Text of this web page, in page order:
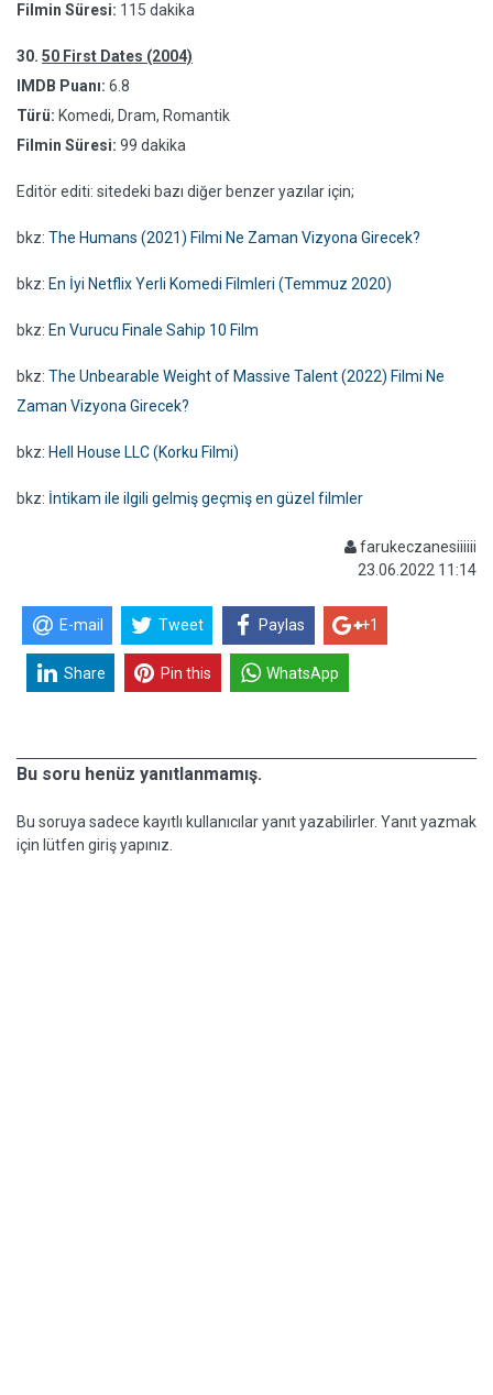
Filmin Süresi: 115 dakika
30. 50 First Dates (2004)
IMDB Puanı: 6.8
Türü: Komedi, Dram, Romantik
Filmin Süresi: 99 dakika
Editör editi: sitedeki bazı diğer benzer yazılar için;
bkz: The Humans (2021) Filmi Ne Zaman Vizyona Girecek?
bkz: En İyi Netflix Yerli Komedi Filmleri (Temmuz 2020)
bkz: En Vurucu Finale Sahip 10 Film
bkz: The Unbearable Weight of Massive Talent (2022) Filmi Ne
Zaman Vizyona Girecek?
bkz: Hell House LLC (Korku Filmi)
bkz: İntikam ile ilgili gelmiş geçmiş en güzel filmler
farukeczanesiiiiii
23.06.2022 11:14
E-mail Tweet Paylas +1
Share Pin this WhatsApp
Bu soru henüz yanıtlanmamış.
Bu soruya sadece kayıtlı kullanıcılar yanıt yazabilirler. Yanıt yazmak
için lütfen giriş yapınız.